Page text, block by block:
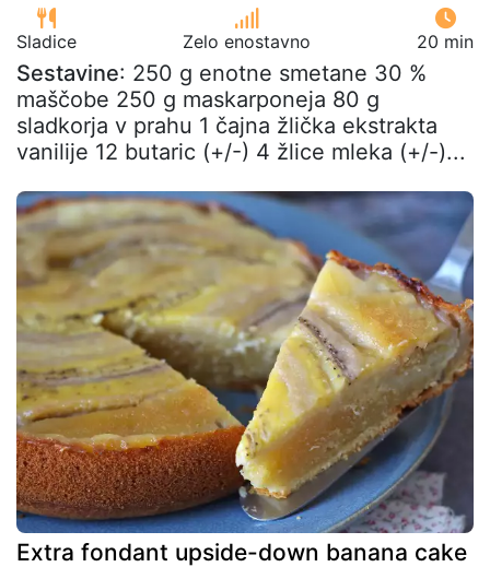
Sladice Zelo enostavno 20 min
Sestavine: 250 g enotne smetane 30 %
maščobe 250 g maskarponeja 80 g
sladkorja v prahu 1 čajna žlička ekstrakta
vanilije 12 butaric (+/-) 4 žlice mleka (+/-)...
Extra fondant upside-down banana cake